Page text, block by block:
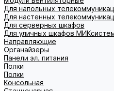
Для напольных
Для настенных
Для серверных шкафов
Для уличных шкафов
Направляющие
Органайзеры
Панели эл. питания
Полки
Полки
Консольная